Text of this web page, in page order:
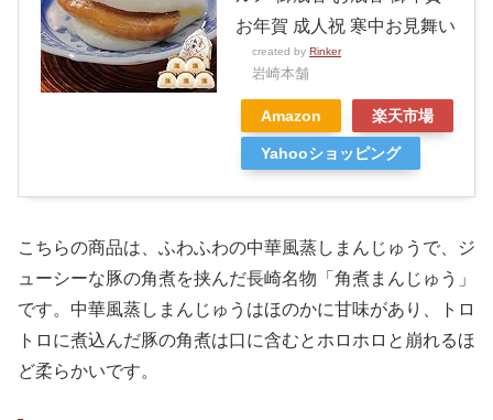
お年賀 成人祝 寒中お見舞い
created by Rinker
岩崎本舗
Amazon 楽天市場
Yahooショッピング
こちらの商品は、ふわふわの中華風蒸しまんじゅうで、ジ
ューシーな豚の角煮を挟んだ長崎名物「角煮まんじゅう」
です。中華風蒸しまんじゅうはほのかに甘味があり、トロ
トロに煮込んだ豚の角煮は口に含むとホロホロと崩れるほ
ど柔らかいです。